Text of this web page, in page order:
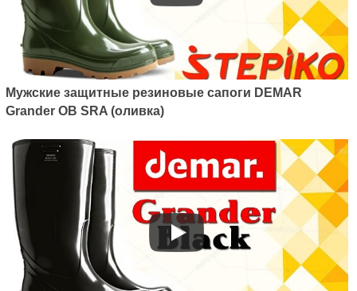
Мужские защитные резиновые сапоги DEMAR
Grander OB SRA (оливка)